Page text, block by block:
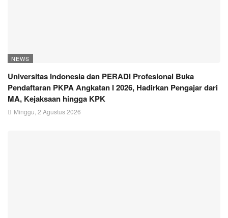
NEWS
Universitas Indonesia dan PERADI Profesional Buka
Pendaftaran PKPA Angkatan I 2026, Hadirkan Pengajar dari
MA, Kejaksaan hingga KPK
Minggu, 2 Agustus 2026